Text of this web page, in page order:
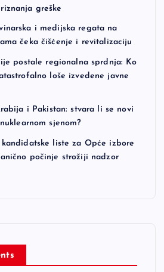
greške
i medijska regata na
čeka čišćenje i revitalizaciju
postale regionalna sprdnja: Ko
loše izvedene javne
i Pakistan: stvara li se novi
sjenom?
liste za Opće izbore
počinje strožiji nadzor